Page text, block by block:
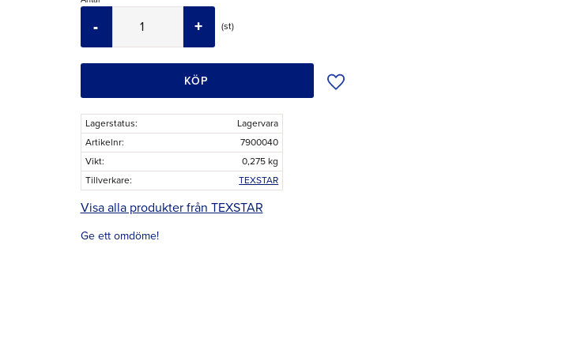
st
+
-
KÖP Lägg till i önskelista
Lagerstatus
Lagervara
Artikelnr
7900040
Vikt
0,275 kg
Tillverkare
TEXSTAR
Visa alla produkter från TEXSTAR
Ge ett omdöme!